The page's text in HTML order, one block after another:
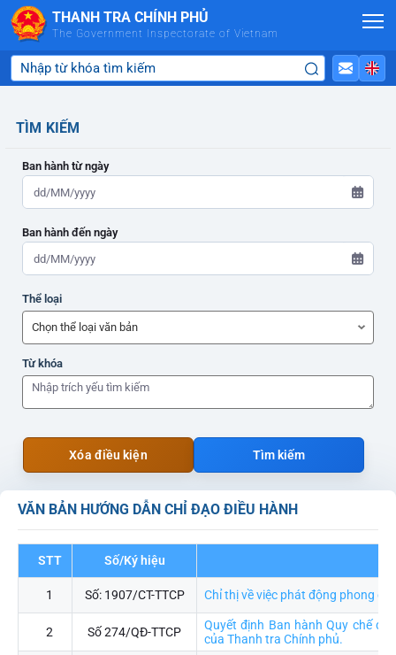
Skip to Main Content
THANH TRA CHÍNH PHỦ
The Government Inspectorate of Vietnam
VĂN BẢN HƯỚNG DẪN CHỈ ĐẠO ĐIỀU HÀNH
STT Số/Ký hiệu
1 Số: 1907/CT-TTCP Chỉ thị về việc phát động phong
2 Số 274/QĐ-TTCP
Quyết định Ban hành Quy chế
của Thanh tra Chính phủ.
TÌM KIẾM
Ban hành từ ngày
Ban hành đến ngày
ADMIN-HOME
Thể loại
ADMIN-HOME
Từ khóa
Xóa điều kiện Tìm kiếm